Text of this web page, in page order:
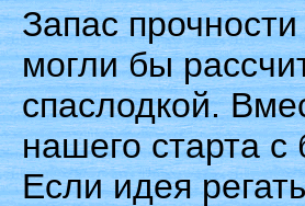
Запас
могли бы
спаслодкой.
нашего старта
Если идея